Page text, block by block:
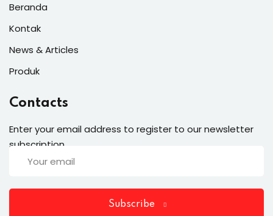
Beranda
Kontak
News & Articles
Produk
Contacts
Enter your email address to register to our newsletter
subscription
Subscribe